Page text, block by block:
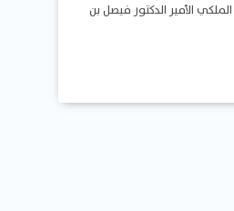
الأمير الدكتور فيصل بن